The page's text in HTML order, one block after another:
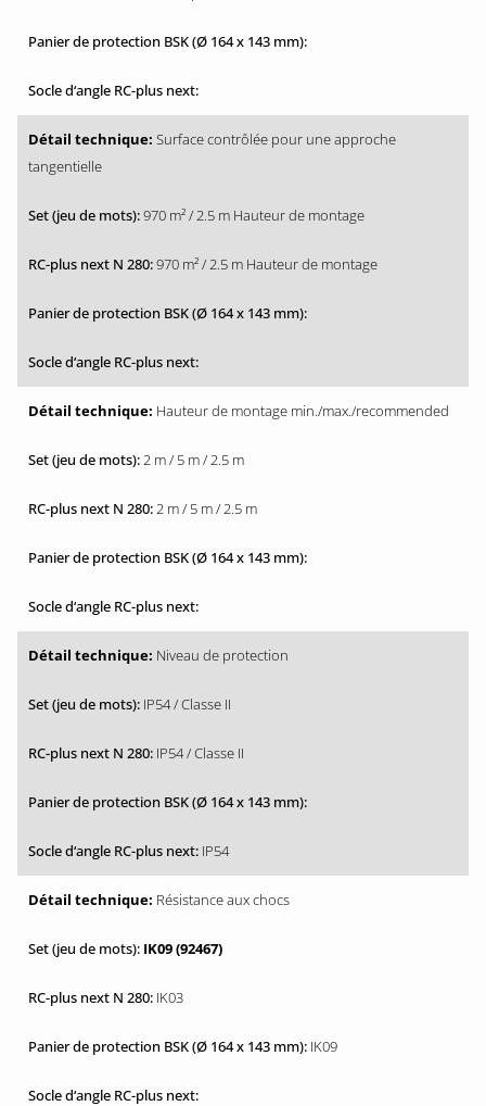
Surface contrôlée pour une approche
tangentielle
970 m² / 2.5 m Hauteur de montage
970 m² / 2.5 m Hauteur de montage
Hauteur de montage min./max./recommended
2 m / 5 m / 2.5 m
2 m / 5 m / 2.5 m
Niveau de protection
IP54 / Classe II
IP54 / Classe II
IP54
Résistance aux chocs
IK09 (92467)
IK03
IK09